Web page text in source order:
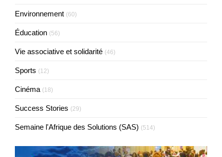
Environnement (60)
Éducation (56)
Vie associative et solidarité (46)
Sports (12)
Cinéma (18)
Success Stories (29)
Semaine l'Afrique des Solutions (SAS) (514)